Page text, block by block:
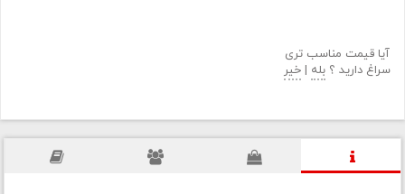
آیا قیمت مناسب تری
سراغ دارید ؟ بله | خیر